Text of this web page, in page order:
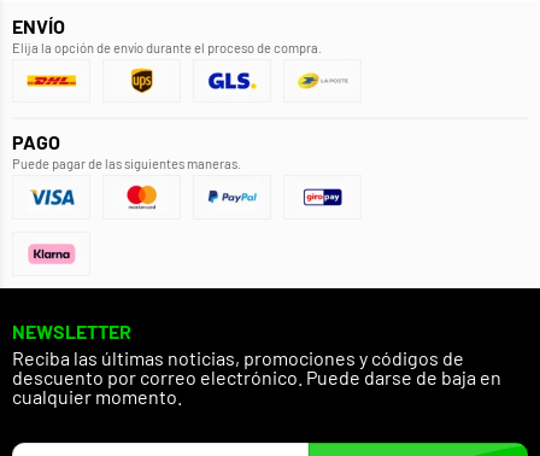
ENVÍO
Elija la opción de envío durante el proceso de compra.
PAGO
Puede pagar de las siguientes maneras.
NEWSLETTER
Reciba las últimas noticias, promociones y códigos de
descuento por correo electrónico. Puede darse de baja en
cualquier momento.